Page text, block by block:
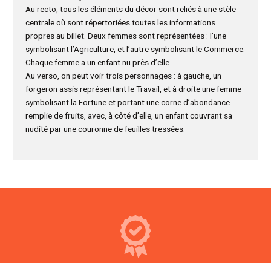
Au recto, tous les éléments du décor sont reliés à une stèle
centrale où sont répertoriées toutes les informations
propres au billet. Deux femmes sont représentées : l’une
symbolisant l’Agriculture, et l’autre symbolisant le Commerce.
Chaque femme a un enfant nu près d’elle.
Au verso, on peut voir trois personnages : à gauche, un
forgeron assis représentant le Travail, et à droite une femme
symbolisant la Fortune et portant une corne d’abondance
remplie de fruits, avec, à côté d’elle, un enfant couvrant sa
nudité par une couronne de feuilles tressées.